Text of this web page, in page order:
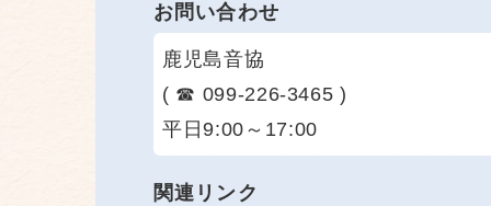
お問い合わせ
鹿児島音協
( ☎ 099-226-3465 )
平日9:00～17:00
関連リンク